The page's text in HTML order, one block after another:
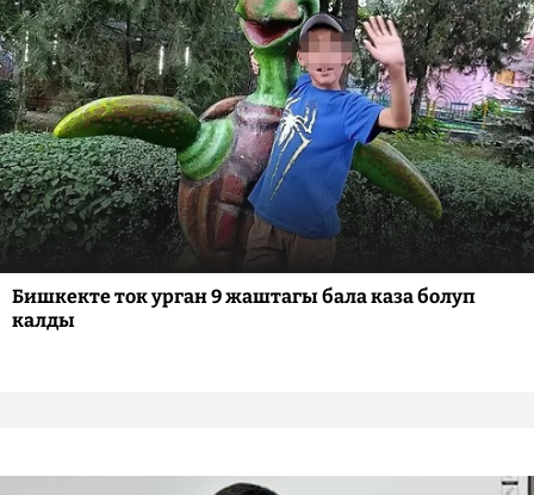
Бишкекте ток урган 9 жаштагы бала каза болуп
калды